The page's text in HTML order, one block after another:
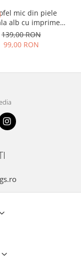
mic din piele
alb cu imprimeu
B-8912 07
139,00 RON
99,00 RON